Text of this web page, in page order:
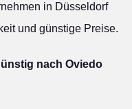
in Düsseldorf
und günstige Preise.
nach Oviedo